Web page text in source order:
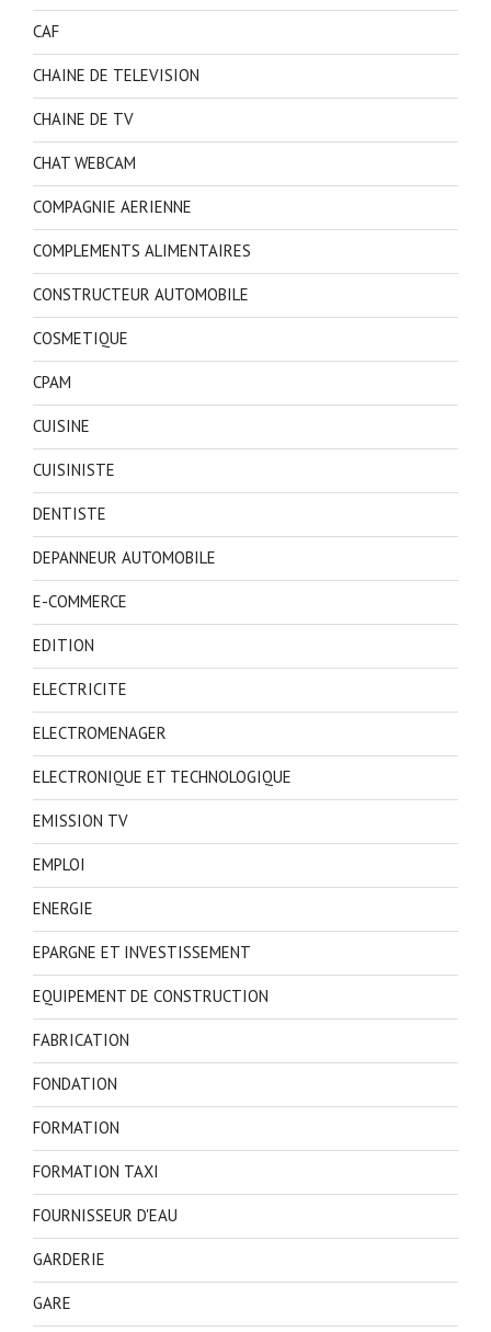
CAF
CHAINE DE TELEVISION
CHAINE DE TV
CHAT WEBCAM
COMPAGNIE AERIENNE
COMPLEMENTS ALIMENTAIRES
CONSTRUCTEUR AUTOMOBILE
COSMETIQUE
CPAM
CUISINE
CUISINISTE
DENTISTE
DEPANNEUR AUTOMOBILE
E-COMMERCE
EDITION
ELECTRICITE
ELECTROMENAGER
ELECTRONIQUE ET TECHNOLOGIQUE
EMISSION TV
EMPLOI
ENERGIE
EPARGNE ET INVESTISSEMENT
EQUIPEMENT DE CONSTRUCTION
FABRICATION
FONDATION
FORMATION
FORMATION TAXI
FOURNISSEUR D'EAU
GARDERIE
GARE